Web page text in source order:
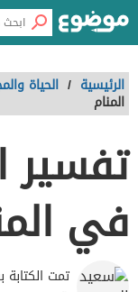
الرئيسية / الحياة
المنام
تفسير
في
تمت